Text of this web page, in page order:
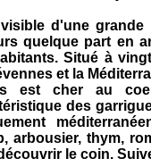
visible d'une
quelque part en
Situé à
et la
est cher au
des
arbousier, thym,
le coin.